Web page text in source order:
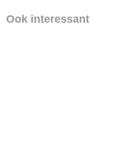
Ook interessant